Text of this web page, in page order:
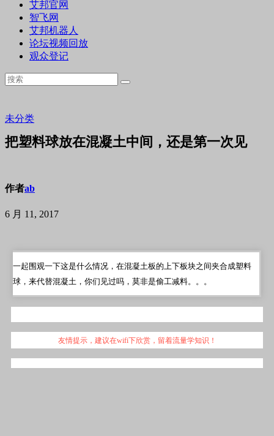
艾邦官网
智飞网
艾邦机器人
论坛视频回放
观众登记
未分类
把塑料球放在混凝土中间，还是第一次见
作者ab
6 月 11, 2017
一起围观一下这是什么情况，在混凝土板的上下板块之间夹合成塑料
球，来代替混凝土，你们见过吗，莫非是偷工减料。。。
友情提示，建议在wifi下欣赏，留着流量学知识！